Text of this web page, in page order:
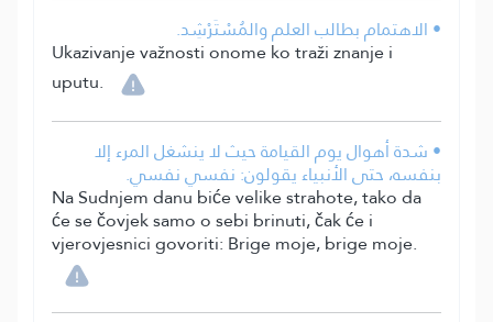
• الاهتمام بطالب العلم والمُسْتَرْشِد.
Ukazivanje važnosti onome ko traži znanje i
uputu.
• شدة أهوال يوم القيامة حيث لا ينشغل المرء إلا
بنفسه، حتى الأنبياء يقولون: نفسي نفسي.
Na Sudnjem danu biće velike strahote, tako da
će se čovjek samo o sebi brinuti, čak će i
vjerovjesnici govoriti: Brige moje, brige moje.